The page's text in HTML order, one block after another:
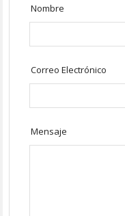
Nombre
Correo Electrónico
Mensaje